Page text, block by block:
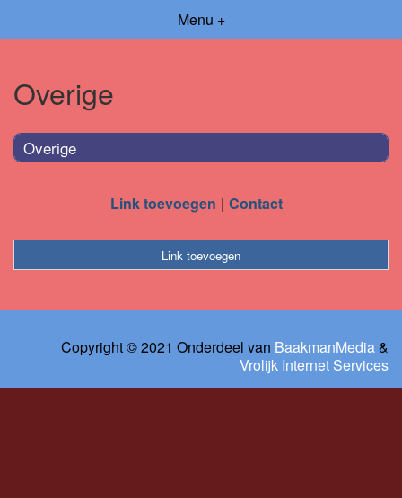
Menu +
Overige
Overige
Link toevoegen Contact
Link toevoegen
Copyright © 2021 Onderdeel van BaakmanMedia&
Vrolijk Internet Services